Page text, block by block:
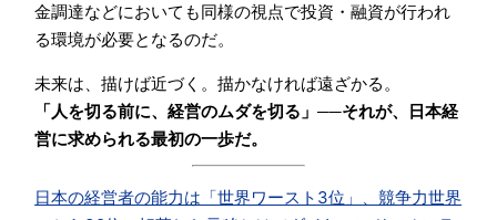
金調達などにおいても同様の視点で投資・融資が行われ
る環境が必要となるのだ。
未来は、描けば近づく。描かなければ遠ざかる。
「人を切る前に、経営のムダを切る」──それが、日本経
営に求められる最初の一歩だ。
日本の経営者の能力は「世界ワースト3位」、競争力世界